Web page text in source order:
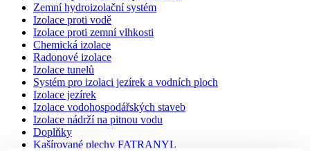
Zemní hydroizolační systém
Izolace proti vodě
Izolace proti zemní vlhkosti
Chemická izolace
Radonové izolace
Izolace tunelů
Systém pro izolaci jezírek a vodních ploch
Izolace jezírek
Izolace vodohospodářských staveb
Izolace nádrží na pitnou vodu
Doplňky
Kašírované plechy FATRANYL